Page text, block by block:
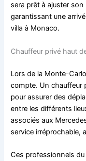
sera prêt à ajuster
garantissant une
villa à Monaco.
Chauffeur privé haut
Lors de la Monte-
compte. Un chauffeur
pour assurer des
entre les différents
associés aux
service irréprochable,
Ces professionnels